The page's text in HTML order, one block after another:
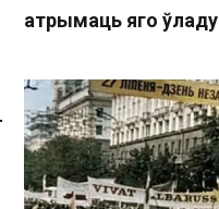
Спасылка без VPN
атрымаць яго ўладу